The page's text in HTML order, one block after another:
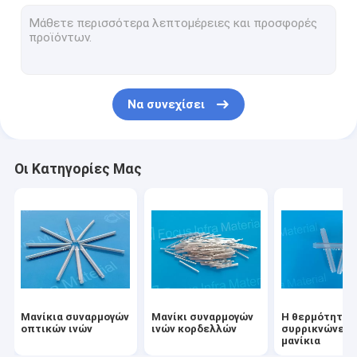
Κιβώτιο λήξης οπτικών ινών
Γρήγοροι συνδετήρες οπτικών ινών
Εξαρτήματα FTTH
Να συνεχίσει
Οι Κατηγορίες Μας
Μανίκια συναρμογών
οπτικών ινών
Μανίκι συναρμογών
ινών κορδελλών
Η θερμότητα
μανίκια